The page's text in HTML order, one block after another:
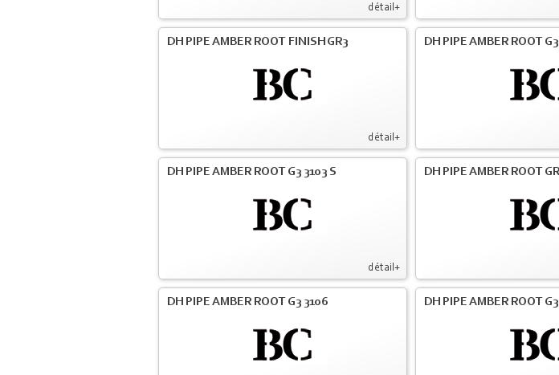
détail+
détail+
DH PIPE AMBER ROOT FINISH GR3 DH PIPE AMBER ROOT
détail+
DH PIPE AMBER ROOT G3 3103 S DH PIPE AMBER ROOT
DH PIPE AMBER ROOT G3 3106 DH PIPE AMBER ROOT